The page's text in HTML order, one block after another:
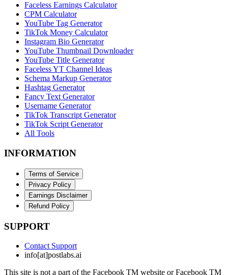
Faceless Earnings Calculator
CPM Calculator
YouTube Tag Generator
TikTok Money Calculator
Instagram Bio Generator
YouTube Thumbnail Downloader
YouTube Title Generator
Faceless YT Channel Ideas
Schema Markup Generator
Hashtag Generator
Fancy Text Generator
Username Generator
TikTok Transcript Generator
TikTok Script Generator
All Tools
INFORMATION
Terms of Service
Privacy Policy
Earnings Disclaimer
Refund Policy
SUPPORT
Contact Support
info[at]postlabs.ai
This site is not a part of the Facebook TM website or Facebook TM